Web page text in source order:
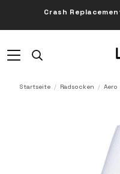
Crash Replacement
Startseite Radsocken Aero